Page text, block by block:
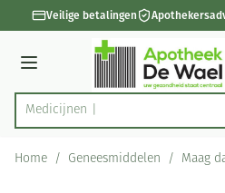
Ga naar de inhoud
1 van 1Veilige betalingen
Menu
Product, merk, categorie...
Home / Geneesmiddelen / Maag